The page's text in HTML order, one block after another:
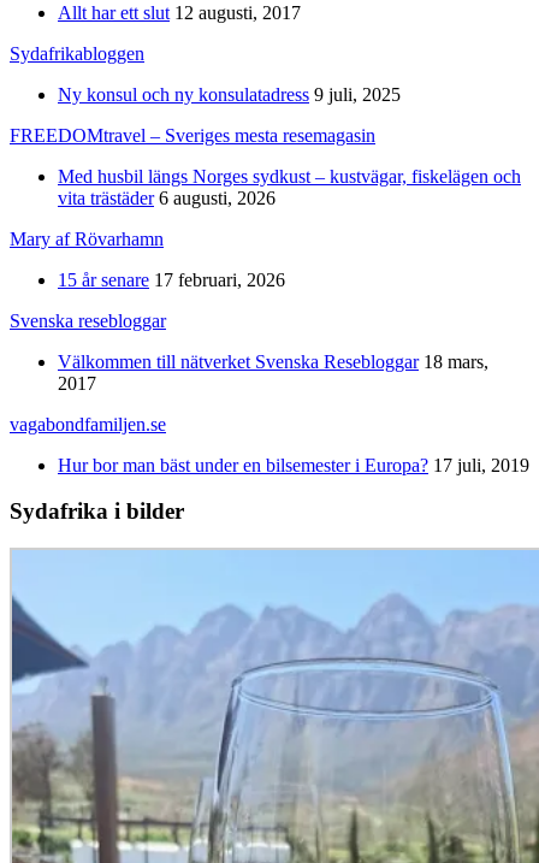
Allt har ett slut 12 augusti, 2017
Sydafrikabloggen
Ny konsul och ny konsulatadress 9 juli, 2025
FREEDOMtravel – Sveriges mesta resemagasin
Med husbil längs Norges sydkust – kustvägar, fiskelägen och
vita trästäder 6 augusti, 2026
Mary af Rövarhamn
15 år senare 17 februari, 2026
Svenska resebloggar
Välkommen till nätverket Svenska Resebloggar 18 mars,
2017
vagabondfamiljen.se
Hur bor man bäst under en bilsemester i Europa? 17 juli, 2019
Sydafrika i bilder